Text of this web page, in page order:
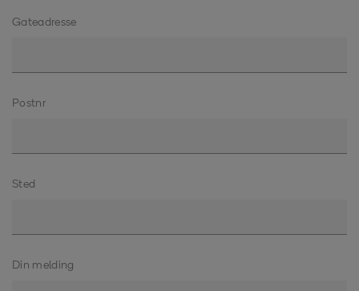
Gateadresse
Postnr
Sted
Din melding